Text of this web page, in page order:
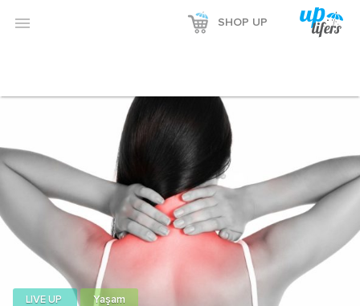
 SHOP UP
LIVE UP Yaşam